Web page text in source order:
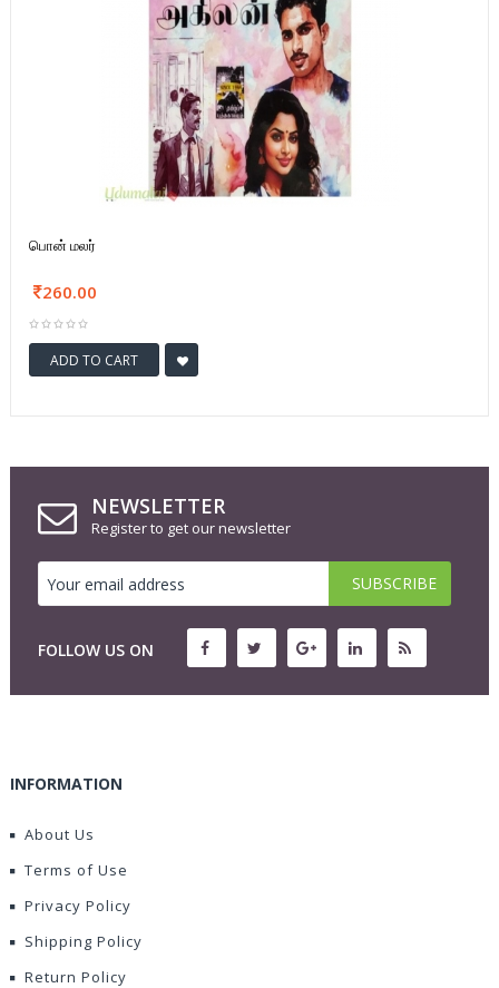
பொன் மலர்
260.00
ADD TO CART
NEWSLETTER
Register to get our newsletter
FOLLOW US ON
INFORMATION
About Us
Terms of Use
Privacy Policy
Shipping Policy
Return Policy